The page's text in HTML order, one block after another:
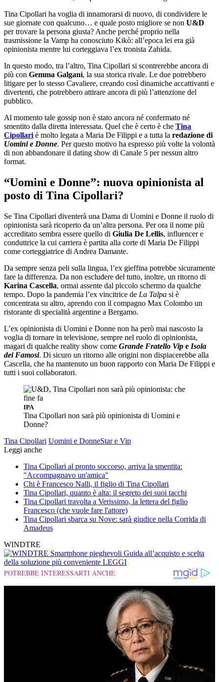
Tina Cipollari ha voglia di innamorarsi di nuovo, di condividere le
sue giornate con qualcuno… e quale posto migliore se non U&D
per trovare la persona giusta? Anche perché proprio nella
trasmissione la Vamp ha conosciuto Kikò: all’epoca lei era già
opinionista mentre lui corteggiava l’ex tronista Zahida.
In questo modo, tra l’altro, Tina Cipollari si scontrerebbe ancora di
più con Gemma Galgani, la sua storica rivale. Le due potrebbero
litigare per lo stesso Cavaliere, creando così dinamiche accattivanti e
divertenti, che potrebbero attirare ancora di più l’attenzione del
pubblico.
Al momento tale gossip non è stato ancora né confermato né
smentito dalla diretta interessata. Quel che è certo è che Tina
Cipollari è molto legata a Maria De Filippi e a tutta la redazione di
Uomini e Donne. Per questo motivo ha espresso più volte la volontà
di non abbandonare il dating show di Canale 5 per nessun altro
format.
“Uomini e Donne”: nuova opinionista al
posto di Tina Cipollari?
Se Tina Cipollari diventerà una Dama di Uomini e Donne il ruolo di
opinionista sarà ricoperto da un’altra persona. Per ora il nome più
accreditato sembra essere quello di Giulia De Lellis, influencer e
conduttrice la cui carriera è partita alla corte di Maria De Filippi
come corteggiatrice di Andrea Damante.
Da sempre senza peli sulla lingua, l’ex gieffina potrebbe sicuramente
fare la differenza. Da non escludere del tutto, inoltre, un ritorno di
Karina Cascella, ormai assente dal piccolo schermo da qualche
tempo. Dopo la pandemia l’ex vincitrice de La Talpa si è
concentrata su altro, aprendo con il compagno Max Colombo un
ristorante di specialità argentine a Bergamo.
L’ex opinionista di Uomini e Donne non ha però mai nascosto la
voglia di tornare in televisione, sempre nel ruolo di opinionista,
magari di qualche reality show come Grande Fratello Vip e Isola
dei Famosi. Di sicuro un ritorno alle origini non dispiacerebbe alla
Cascella, che ha mantenuto un buon rapporto con Maria De Filippi e
tutti i suoi collaboratori.
IPA
Tina Cipollari non sarà più opinionista di Uomini e
Donne?
Tina Cipollari Uomini e DonneStar e Vip
Leggi anche
Tina Cipollari al pronto soccorso, arriva la smentita:
"Accompagnavo un'amica"
Chi è Francesco Nalli, il figlio di Tina Cipollari
Tina Cipollari, quanto è alta: il segreto dei suoi tacchi
Tina Cipollari travolta a Verissimo, la lettera del figlio
Francesco (che vuole fare l'attore)
Tina Cipollari sbarca su Nove: sarà giudice nella Corrida di
Amadeus
WINDTRE
Smartphone pieghevoli Guida all’acquisto e scelta
della soluzione più conveniente LEGGI